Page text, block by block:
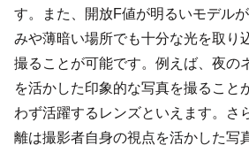
す。また、開放F値が明るいモデル
みや薄暗い場所でも十分な光を取り
撮ることが可能です。例えば、夜の
を活かした印象的な写真を撮ること
わず活躍するレンズといえます。さ
離は撮影者自身の視点を活かした写